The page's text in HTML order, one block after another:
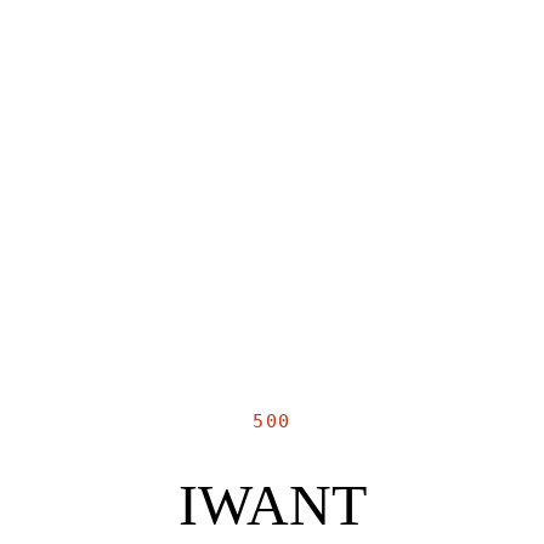
500
IWANT